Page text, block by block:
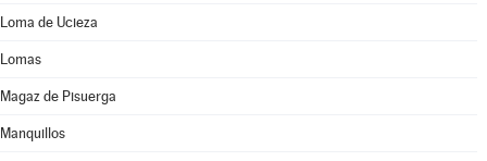
Loma de Ucieza
Lomas
Magaz de Pisuerga
Manquillos